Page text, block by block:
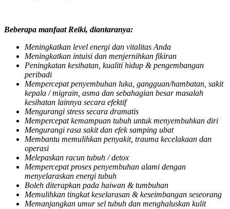
Beberapa manfaat Reiki, diantaranya:
Meningkatkan level energi dan vitalitas Anda
Meningkatkan intuisi dan menjernihkan fikiran
Peningkatan kesihatan, kualiti hidup & pengembangan
peribadi
Mempercepat penyembuhan luka, gangguan/hambatan, sakit
kepala / migrain, asma dan sebahagian besar masalah
kesihatan lainnya secara efektif
Mengurangi stress secara dramatis
Mempercepat kemampuan tubuh untuk menyembuhkan diri
Mengurangi rasa sakit dan efek samping ubat
Membantu memulihkan penyakit, trauma kecelakaan dan
operasi
Melepaskan racun tubuh / detox
Mempercepat proses penyembuhan alami dengan
menyelaraskan energi tubuh
Boleh diterapkan pada haiwan & tumbuhan
Memulihkan tingkat keselarasan & keseimbangan seseorang
Memanjangkan umur sel tubuh dan menghaluskan kulit